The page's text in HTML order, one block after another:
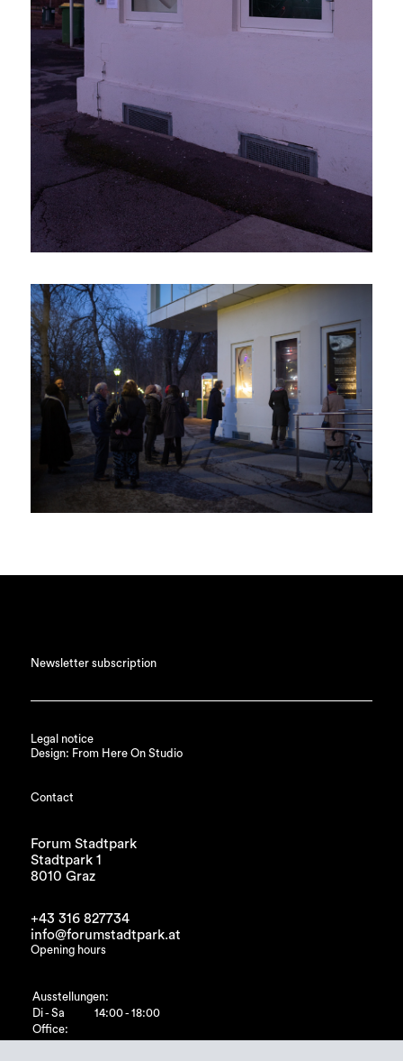
Newsletter subscription
Legal notice
Design: From Here On Studio
Contact
Forum Stadtpark
Stadtpark 1
8010 Graz
+43 316 827734
info@forumstadtpark.at
Opening hours
Ausstellungen:
Di - Sa
14:00 - 18:00
Office: